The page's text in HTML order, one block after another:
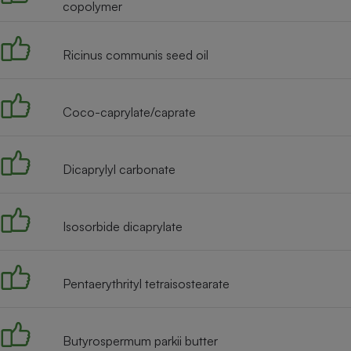
copolymer
Ricinus communis seed oil
Coco-caprylate/caprate
Dicaprylyl carbonate
Isosorbide dicaprylate
Pentaerythrityl tetraisostearate
Butyrospermum parkii butter
Petit